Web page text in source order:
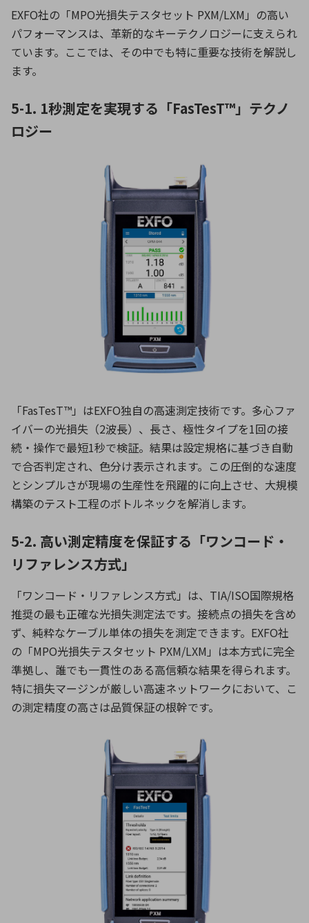
EXFO社の「MPO光損失テスタセット PXM/LXM」の高い
パフォーマンスは、革新的なキーテクノロジーに支えられ
ています。ここでは、その中でも特に重要な技術を解説し
ます。
5-1. 1秒測定を実現する「FasTesT™」テクノ
ロジー
「FasTesT™」はEXFO独自の高速測定技術です。多心ファ
イバーの光損失（2波長）、長さ、極性タイプを1回の接
続・操作で最短1秒で検証。結果は設定規格に基づき自動
で合否判定され、色分け表示されます。この圧倒的な速度
とシンプルさが現場の生産性を飛躍的に向上させ、大規模
構築のテスト工程のボトルネックを解消します。
5-2. 高い測定精度を保証する「ワンコード・
リファレンス方式」
「ワンコード・リファレンス方式」は、TIA/ISO国際規格
推奨の最も正確な光損失測定法です。接続点の損失を含め
ず、純粋なケーブル単体の損失を測定できます。EXFO社
の「MPO光損失テスタセット PXM/LXM」は本方式に完全
準拠し、誰でも一貫性のある高信頼な結果を得られます。
特に損失マージンが厳しい高速ネットワークにおいて、こ
の測定精度の高さは品質保証の根幹です。